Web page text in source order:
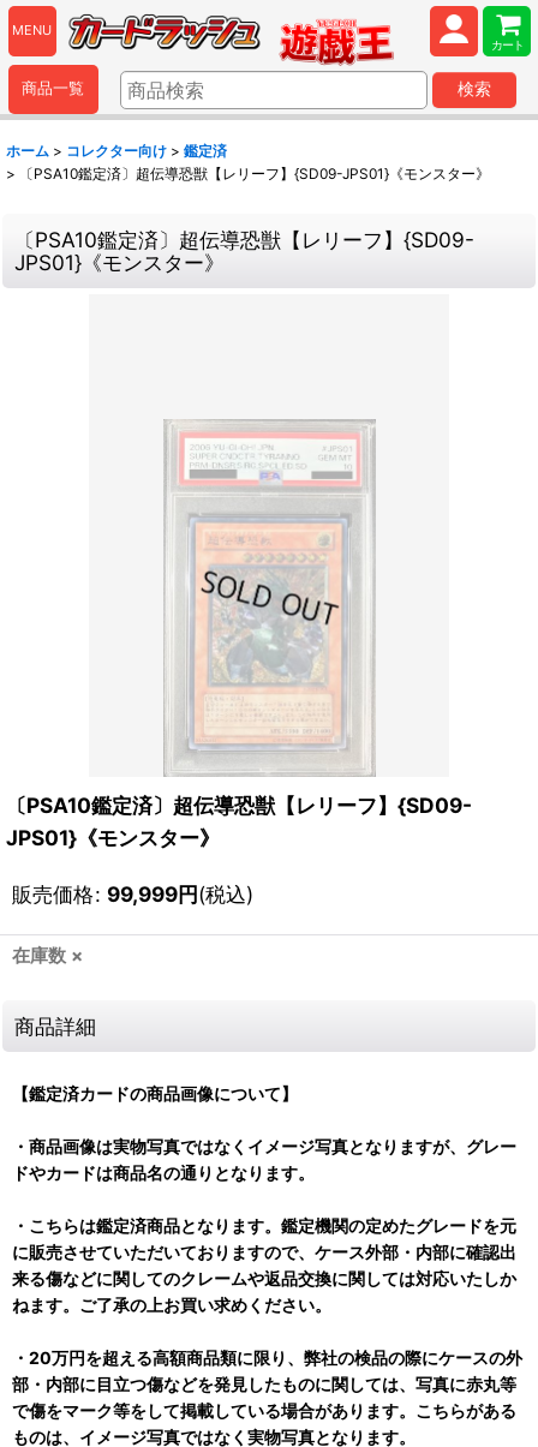
MENU
カート
商品一覧 検索
ホーム > コレクター向け > 鑑定済
>
〔PSA10鑑定済〕超伝導恐獣【レリーフ】{SD09-JPS01}《モンスター》
〔PSA10鑑定済〕超伝導恐獣【レリーフ】{SD09-
JPS01}《モンスター》
〔PSA10鑑定済〕超伝導恐獣【レリーフ】{SD09-
JPS01}《モンスター》
販売価格: 99,999円(税込)
在庫数 ×
商品詳細
【鑑定済カードの商品画像について】
・商品画像は実物写真ではなくイメージ写真となりますが、グレー
ドやカードは商品名の通りとなります。
・こちらは鑑定済商品となります。鑑定機関の定めたグレードを元
に販売させていただいておりますので、ケース外部・内部に確認出
来る傷などに関してのクレームや返品交換に関しては対応いたしか
ねます。ご了承の上お買い求めください。
・20万円を超える高額商品類に限り、弊社の検品の際にケースの外
部・内部に目立つ傷などを発見したものに関しては、写真に赤丸等
で傷をマーク等をして掲載している場合があります。こちらがある
ものは、イメージ写真ではなく実物写真となります。